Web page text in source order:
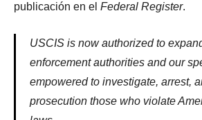
publicación en el Federal Register.
USCIS is now authorized to
enforcement authorities and our
empowered to investigate, arrest,
prosecution those who violate